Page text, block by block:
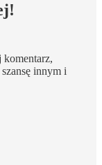
komentarz,
innym i